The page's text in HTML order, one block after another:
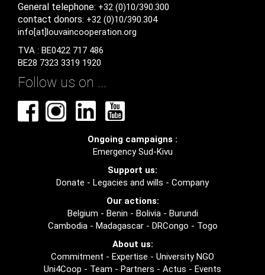
General telephone: +32 (0)10/390.300
contact donors: +32 (0)10/390.304
info[at]louvaincooperation.org
TVA : BE0422 717 486
BE28 7323 3319 1920
Follow us on ...
Ongoing campaigns :
Emergency Sud-Kivu
Support us:
Donate - Legacies and wills - Company
Our actions:
Belgium - Benin - Bolivia- Burundi
Cambodia- Madagascar- DRCongo - Togo
About us:
Commitment - Expertise - University NGO
Uni4Coop - Team - Partners - Actus - Events